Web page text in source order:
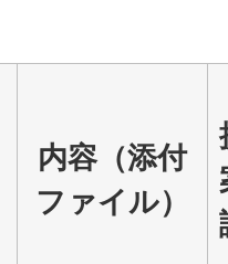
内容（添付
ファイル）